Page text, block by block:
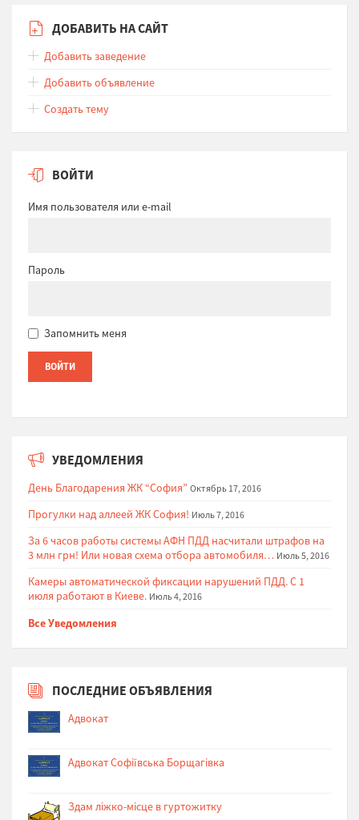
ДОБАВИТЬ НА САЙТ
Добавить заведение
Добавить объявление
Создать тему
ВОЙТИ
Имя пользователя или e-mail
Пароль
Запомнить меня
УВЕДОМЛЕНИЯ
День Благодарения ЖК “София” Октябрь 17, 2016
Прогулки над аллеей ЖК София! Июль 7, 2016
За 6 часов работы системы АФН ПДД насчитали штрафов на
3 млн грн! Или новая схема отбора автомобиля… Июль 5, 2016
Камеры автоматической фиксации нарушений ПДД. С 1
июля работают в Киеве. Июль 4, 2016
Все Уведомления
ПОСЛЕДНИЕ ОБЪЯВЛЕНИЯ
Адвокат
Адвокат Софіївська Борщагівка
Здам ліжко-місце в гуртожитку